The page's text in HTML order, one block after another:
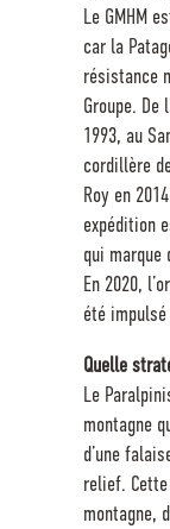
Le GMHM
car la
résistance
Groupe. De
1993, au
cordillère
Roy en
expédition
qui marque
En 2020,
été impulsé
Quelle
Le
montagne
d’une
relief.
montagne,